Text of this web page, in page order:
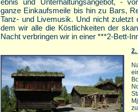
ebnis und Unterhaltungsangebot, -
ganze Einkaufsmeile bis hin zu Bars,
Tanz- und Livemusik. Und nicht zuletzt
dem wir alle die Köstlichkeiten der
Nacht verbringen wir in einer ***2-Bett-
2.